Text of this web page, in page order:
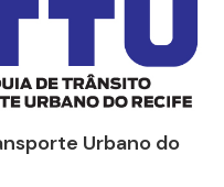
Urbano do